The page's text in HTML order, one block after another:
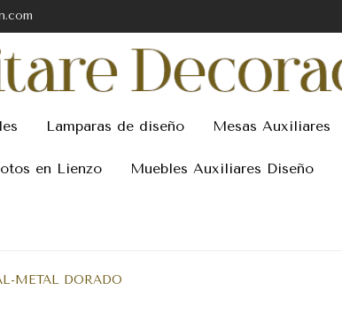
Lamparas de diseño Mesas Auxiliares
en Lienzo Muebles Auxiliares Diseño
METAL DORADO